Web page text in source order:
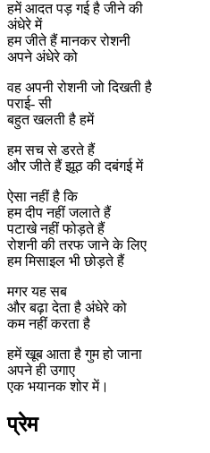
हमें आदत पड़ गई है जीने की
अंधेरे में
हम जीते हैं मानकर रोशनी
अपने अंधेरे को
वह अपनी रोशनी जो दिखती है
पराई- सी
बहुत खलती है हमें
हम सच से डरते हैं
और जीते हैं झूठ की दबंगई में
ऐसा नहीं है कि
हम दीप नहीं जलाते हैं
पटाखे नहीं फोड़ते हैं
रोशनी की तरफ जाने के लिए
हम मिसाइल भी छोड़ते हैं
मगर यह सब
और बढ़ा देता है अंधेरे को
कम नहीं करता है
हमें खूब आता है गुम हो जाना
अपने ही उगाए
एक भयानक शोर में।
प्रेम